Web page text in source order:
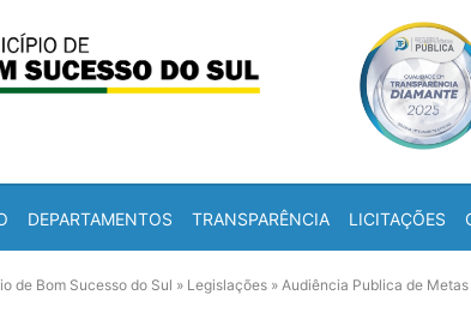
Aberta
DEPARTAMENTOS TRANSPARÊNCIA LICITAÇÕES
de Bom Sucesso do Sul » Legislações » Audiência Publica de